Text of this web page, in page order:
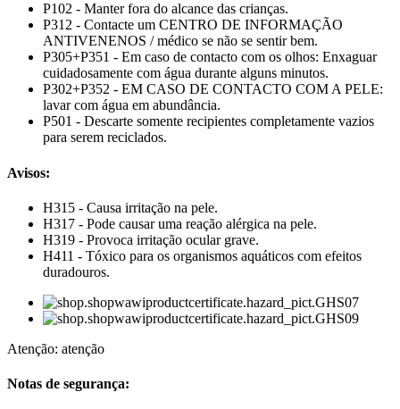
P102 - Manter fora do alcance das crianças.
P312 - Contacte um CENTRO DE INFORMAÇÃO
ANTIVENENOS / médico se não se sentir bem.
P305+P351 - Em caso de contacto com os olhos: Enxaguar
cuidadosamente com água durante alguns minutos.
P302+P352 - EM CASO DE CONTACTO COM A PELE:
lavar com água em abundância.
P501 - Descarte somente recipientes completamente vazios
para serem reciclados.
Avisos:
H315 - Causa irritação na pele.
H317 - Pode causar uma reação alérgica na pele.
H319 - Provoca irritação ocular grave.
H411 ​​- Tóxico para os organismos aquáticos com efeitos
duradouros.
Atenção: atenção
Notas de segurança: